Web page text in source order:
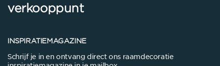
verkooppunt
INSPIRATIEMAGAZINE
Schrijf je in en ontvang direct ons raamdecoratie